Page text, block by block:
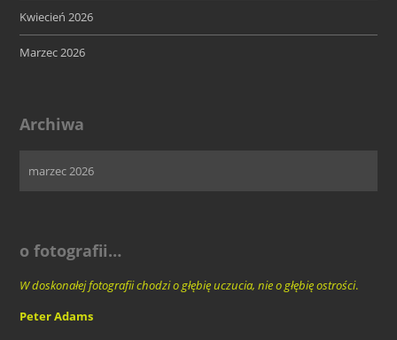
Kwiecień 2026
Marzec 2026
Archiwa
o fotografii…
W doskonałej fotografii chodzi o głębię uczucia, nie o głębię ostrości.
Peter Adams